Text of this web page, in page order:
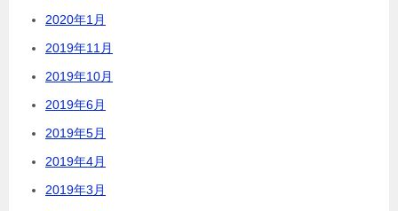
2020年1月
2019年11月
2019年10月
2019年6月
2019年5月
2019年4月
2019年3月